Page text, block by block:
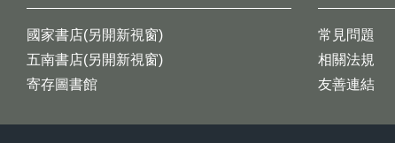
國家書店(另開新視窗)
五南書店(另開新視窗)
寄存圖書館
常見問題
相關法規
友善連結